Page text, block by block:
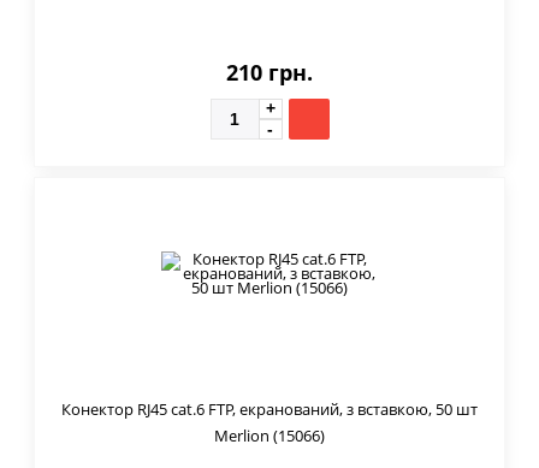
210 грн.
Конектор RJ45 cat.6 FTP, екранований, з вставкою, 50 шт
Merlion (15066)